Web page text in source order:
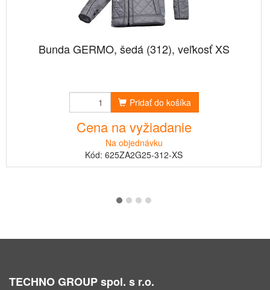
Bunda GERMO, šedá (312), veľkosť XS
Pridať do košíka
Cena na vyžiadanie
Na objednávku
Kód: 625ZA2G25-312-XS
TECHNO GROUP spol. s r.o.